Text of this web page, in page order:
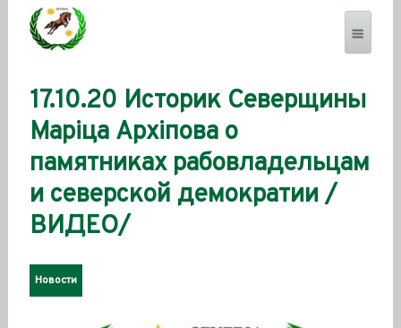
SEVERENSES.COM
17.10.20 Историк Северщины
Марiца Архiпова о
памятниках рабовладельцам
и северской демократии /
ВИДЕО/
Новости